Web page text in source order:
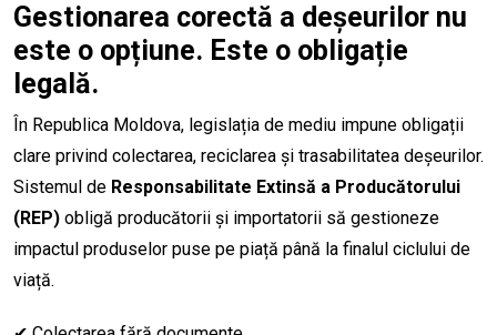
Gestionarea corectă a deșeurilor nu
este o opțiune. Este o obligație
legală.
În Republica Moldova, legislația de mediu impune obligații
clare privind colectarea, reciclarea și trasabilitatea deșeurilor.
Sistemul de Responsabilitate Extinsă a Producătorului
(REP) obligă producătorii și importatorii să gestioneze
impactul produselor puse pe piață până la finalul ciclului de
viață.